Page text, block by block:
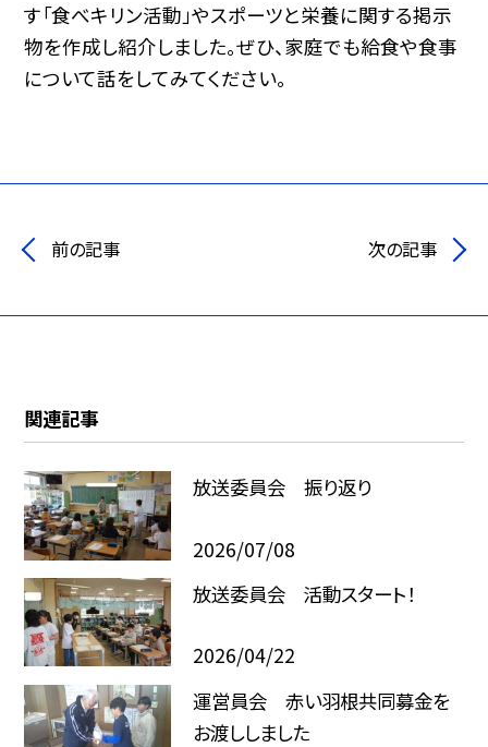
す「食べキリン活動」やスポーツと栄養に関する掲示
物を作成し紹介しました。ぜひ、家庭でも給食や食事
について話をしてみてください。
前の記事 次の記事
関連記事
放送委員会 振り返り
2026/07/08
放送委員会 活動スタート！
2026/04/22
運営員会 赤い羽根共同募金を
お渡ししました